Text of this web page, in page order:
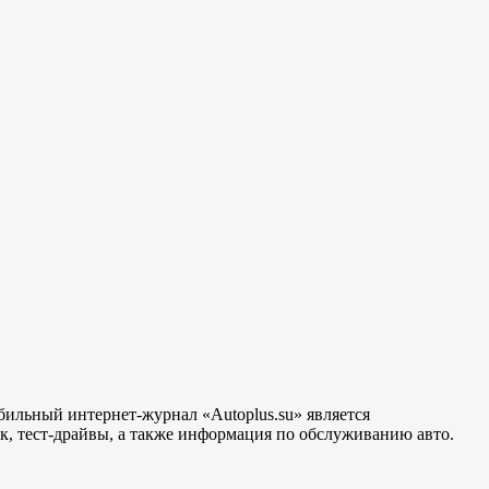
интернет-журнал «Autoplus.su» является
тест-драйвы, а также информация по обслуживанию авто.